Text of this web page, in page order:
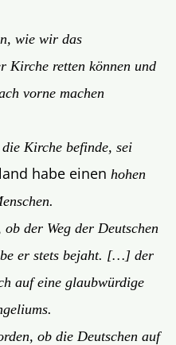
wie wir das
Kirche retten können und
vorne machen
Kirche befinde, sei
habe einen hohen
der Weg der Deutschen
er stets bejaht. […] der
auf eine glaubwürdige
ob die Deutschen auf